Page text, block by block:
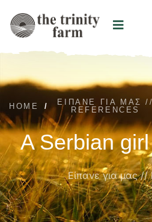
HOME /
ΕΊΠΑΝΕ ΓΙΑ ΜΑΣ //
REFERENCES
A Serbian
Είπανε για μας //